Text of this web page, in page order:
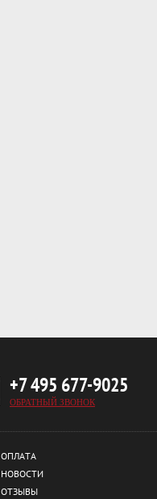
+7 495 677-9025
ОБРАТНЫЙ ЗВОНОК
ОПЛАТА
НОВОСТИ
ОТЗЫВЫ